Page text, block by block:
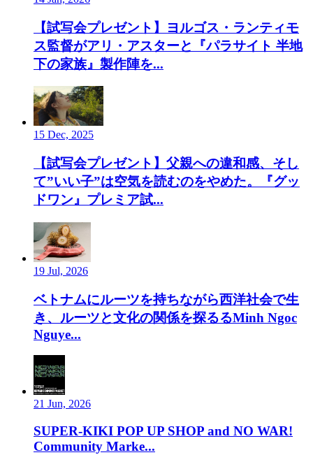
【試写会プレゼント】ヨルゴス・ランティモ
ス監督がアリ・アスターと『パラサイト 半地
下の家族』製作陣を...
15 Dec, 2025
【試写会プレゼント】父親への違和感、そし
て”いい子”は空気を読むのをやめた。『グッ
ドワン』プレミア試...
19 Jul, 2026
ベトナムにルーツを持ちながら西洋社会で生
き、ルーツと文化の関係を探るるMinh Ngoc
Nguye...
21 Jun, 2026
SUPER-KIKI POP UP SHOP and NO WAR!
Community Marke...